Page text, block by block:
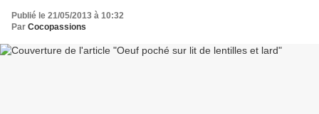
Publié le 21/05/2013 à 10:32
Par Cocopassions